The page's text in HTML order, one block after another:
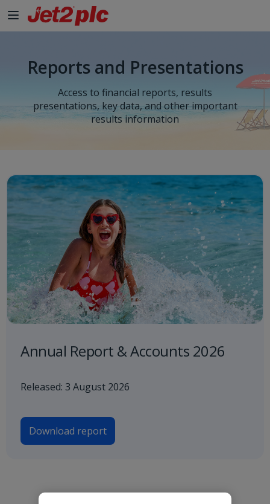
Reports and Presentations
Access to financial reports, results
presentations, key data, and other important
results information
Annual Report & Accounts 2026
Released: 3 August 2026
Download report